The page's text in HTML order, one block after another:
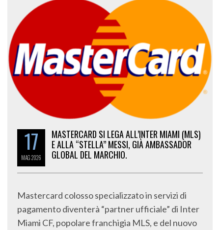
17
MAG2026
MASTERCARD SI LEGA ALL’INTER MIAMI (MLS)
E ALLA “STELLA” MESSI, GIÀ AMBASSADOR
GLOBAL DEL MARCHIO.
Mastercard colosso specializzato in servizi di
pagamento diventerà “partner ufficiale” di Inter
Miami CF, popolare franchigia MLS, e del nuovo